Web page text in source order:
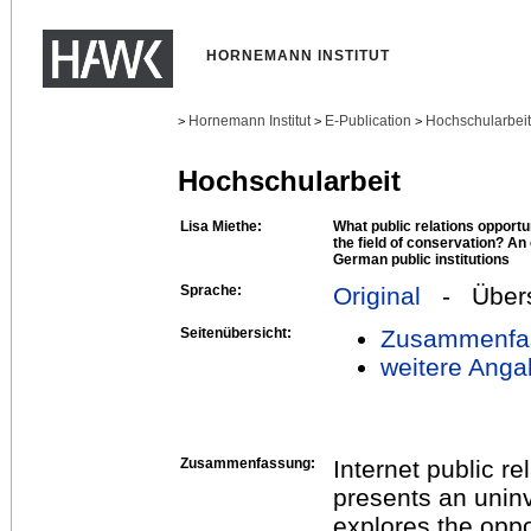
HORNEMANN INSTITUT
> Hornemann Institut > E-Publication >
Hochschularbeit
Lisa Miethe:
What public relations
the field of conservation?
German public institutions
Sprache:
Original -
Seitenübersicht:
weitere
Zusammenfassung:
Internet public
presents an
explores the